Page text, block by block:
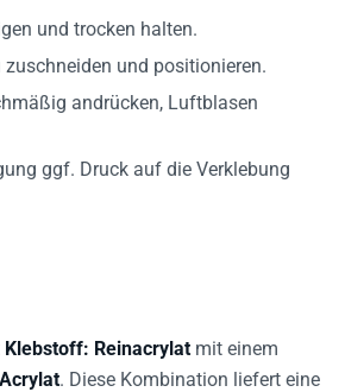
und trocken halten.
und positionieren.
andrücken, Luftblasen
ggf. Druck auf die Verklebung
Klebstoff: Reinacrylat mit einem
. Diese Kombination liefert eine